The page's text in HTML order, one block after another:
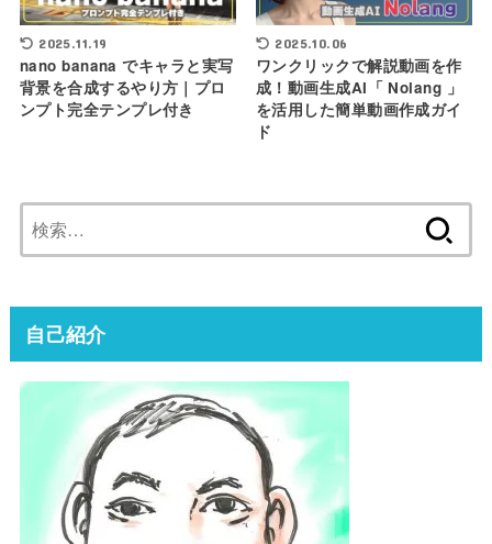
2025.11.19
nano banana でキャラと実写
背景を合成するやり方｜プロ
ンプト完全テンプレ付き
2025.10.06
ワンクリックで解説動画を作
成！動画生成AI「 Nolang 」
を活用した簡単動画作成ガイ
ド
索:
自己紹介